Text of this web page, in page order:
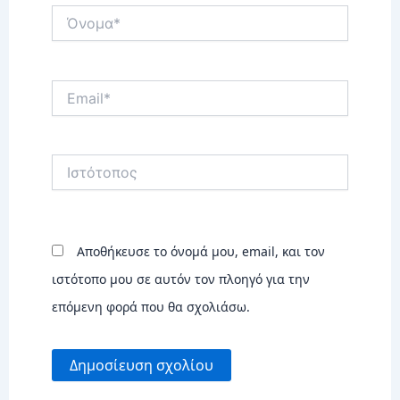
Όνομα*
Ιστότοπος
Αποθήκευσε το όνομά μου, email, και τον
ιστότοπο μου σε αυτόν τον πλοηγό για την
επόμενη φορά που θα σχολιάσω.